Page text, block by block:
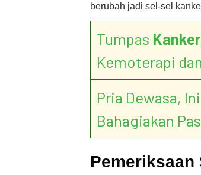
berubah jadi sel-sel
Tumpas
Kemoterapi
Pria Dewasa, Ini
Bahagiakan